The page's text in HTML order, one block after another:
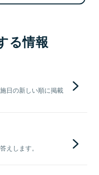
る情報
日の新しい順に掲載
えします。